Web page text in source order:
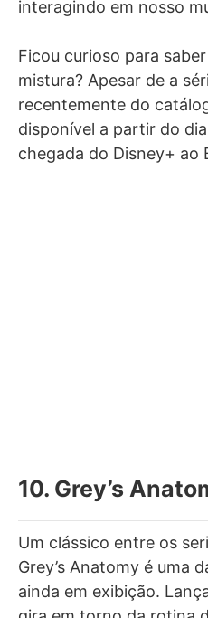
interagindo em nosso
Ficou curioso para
mistura? Apesar de a
recentemente do
disponível a partir do
chegada do Disney+ ao
10. Grey’s
Um clássico entre os
Grey’s Anatomy é uma
ainda em exibição.